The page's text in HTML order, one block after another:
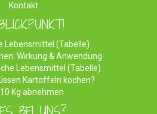
Kontakt
Lebensmittel (Tabelle)
Wirkung & Anwendung
Lebensmittel (Tabelle)
Kartoffeln kochen?
Kg abnehmen